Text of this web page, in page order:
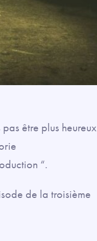
être plus heureux
“.
de la troisième